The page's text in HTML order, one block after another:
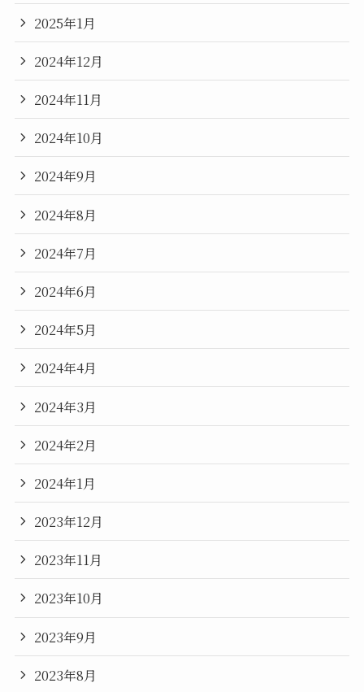
2025年1月
2024年12月
2024年11月
2024年10月
2024年9月
2024年8月
2024年7月
2024年6月
2024年5月
2024年4月
2024年3月
2024年2月
2024年1月
2023年12月
2023年11月
2023年10月
2023年9月
2023年8月